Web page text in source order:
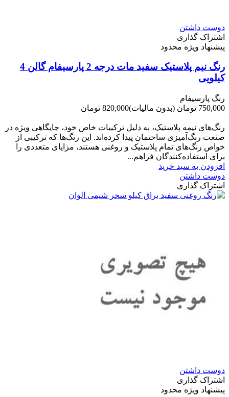
دوست داشتن
اشتراک گذاری
پیشنهاد ویژه محدود
رنگ نیم پلاستیک سفید مات درجه 2 پارسیفام گالن 4
کیلویی
رنگ پارسیفام
750,000 تومان
(بدون مالیات)820,000 تومان
رنگ‌های نیمه پلاستیک، به دلیل ترکیبات خاص خود، جایگاهی ویژه در
صنعت رنگ‌آمیزی ساختمان پیدا کرده‌اند. این رنگ‌ها که ترکیبی از
خواص رنگ‌های تمام پلاستیک و روغنی هستند، مزایای متعددی را
برای استفاده‌کنندگان فراهم...
افزودن به سبد خرید
دوست داشتن
اشتراک گذاری
دوست داشتن
اشتراک گذاری
پیشنهاد ویژه محدود